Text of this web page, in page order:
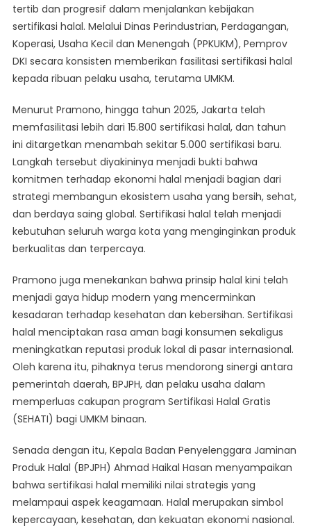
tertib dan progresif dalam menjalankan kebijakan
sertifikasi halal. Melalui Dinas Perindustrian, Perdagangan,
Koperasi, Usaha Kecil dan Menengah (PPKUKM), Pemprov
DKI secara konsisten memberikan fasilitasi sertifikasi halal
kepada ribuan pelaku usaha, terutama UMKM.
Menurut Pramono, hingga tahun 2025, Jakarta telah
memfasilitasi lebih dari 15.800 sertifikasi halal, dan tahun
ini ditargetkan menambah sekitar 5.000 sertifikasi baru.
Langkah tersebut diyakininya menjadi bukti bahwa
komitmen terhadap ekonomi halal menjadi bagian dari
strategi membangun ekosistem usaha yang bersih, sehat,
dan berdaya saing global. Sertifikasi halal telah menjadi
kebutuhan seluruh warga kota yang menginginkan produk
berkualitas dan terpercaya.
Pramono juga menekankan bahwa prinsip halal kini telah
menjadi gaya hidup modern yang mencerminkan
kesadaran terhadap kesehatan dan kebersihan. Sertifikasi
halal menciptakan rasa aman bagi konsumen sekaligus
meningkatkan reputasi produk lokal di pasar internasional.
Oleh karena itu, pihaknya terus mendorong sinergi antara
pemerintah daerah, BPJPH, dan pelaku usaha dalam
memperluas cakupan program Sertifikasi Halal Gratis
(SEHATI) bagi UMKM binaan.
Senada dengan itu, Kepala Badan Penyelenggara Jaminan
Produk Halal (BPJPH) Ahmad Haikal Hasan menyampaikan
bahwa sertifikasi halal memiliki nilai strategis yang
melampaui aspek keagamaan. Halal merupakan simbol
kepercayaan, kesehatan, dan kekuatan ekonomi nasional.